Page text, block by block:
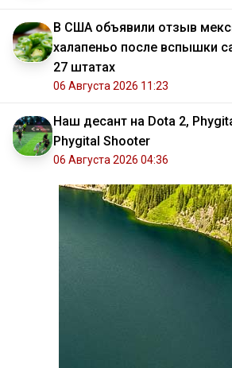
В США объявили отзыв
халапеньо после вспышки
27 штатах
06 Августа 2026 11:23
Наш десант на Dota 2,
Phygital Shooter
06 Августа 2026 04:36